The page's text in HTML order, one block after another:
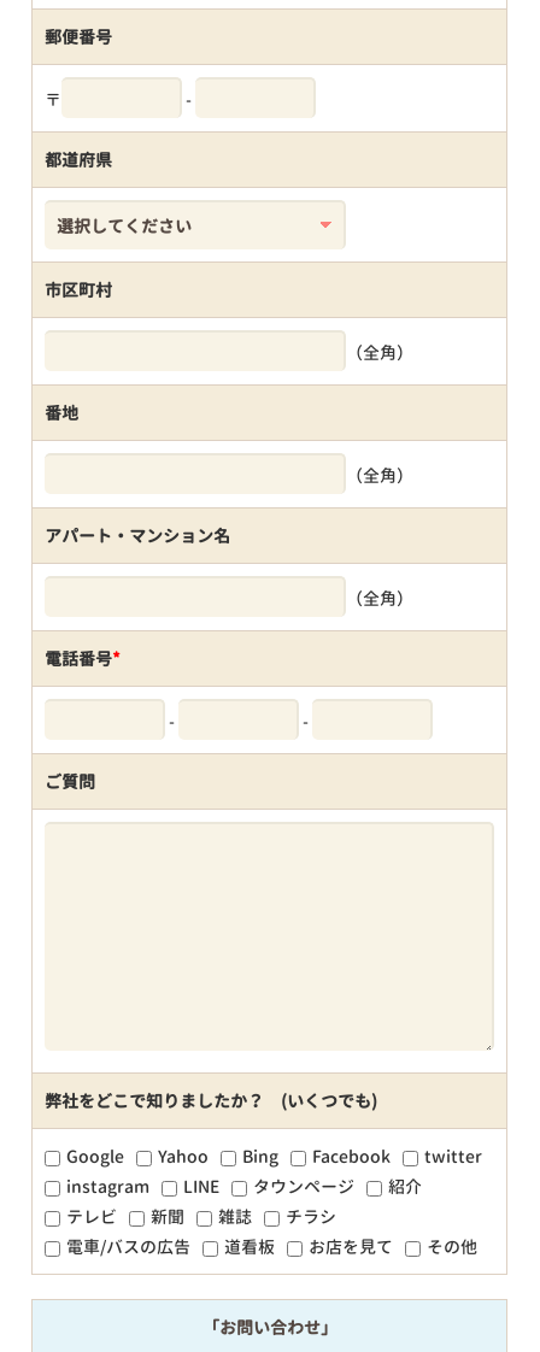
郵便番号
〒 -
都道府県
市区町村
（全角）
番地
（全角）
アパート・マンション名
（全角）
電話番号*
- -
ご質問
弊社をどこで知りましたか？ (いくつでも)
Google Yahoo Bing Facebook
twitter
instagram
LINE タウンページ
紹介
テレビ
新聞 雑誌
チラシ
電車/バスの広告
道看板 お店を見て その他
「お問い合わせ」